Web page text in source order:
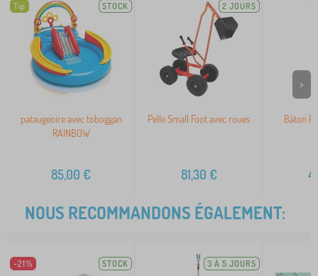
Tip STOCK
pataugeoire avec toboggan
RAINBOW
85,00 €
2 JOURS
Pelle Small Foot avec roues
81,30 €
Bâton
>
NOUS RECOMMANDONS ÉGALEMENT:
-21% STOCK 3 À 5 JOURS